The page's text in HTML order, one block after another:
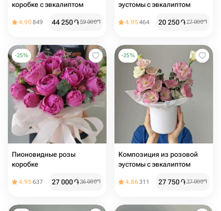
коробке с эвкалиптом
4.90849 44 250֏59 000֏
эустомы с эвкалиптом
4.95464 20 250֏27 000֏
-25%
Пионовидные розы
коробке
4.95637 27 000֏36 000֏
-25%
Композиция из розовой
эустомы с эвкалиптом
4.86311 27 750֏37 000֏